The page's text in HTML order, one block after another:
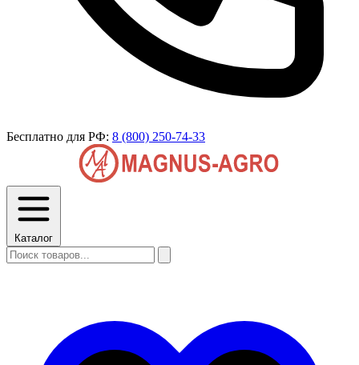
Бесплатно для РФ: 8 (800) 250-74-33
Каталог